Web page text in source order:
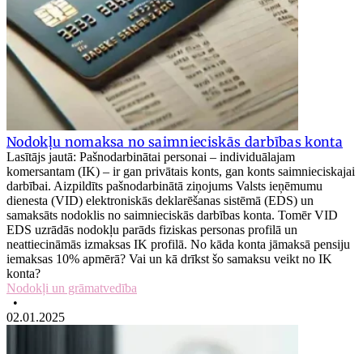
Nodokļu nomaksa no saimnieciskās darbības konta
Lasītājs jautā: Pašnodarbinātai personai – individuālajam
komersantam (IK) – ir gan privātais konts, gan konts saimnieciskajai
darbībai. Aizpildīts pašnodarbinātā ziņojums Valsts ieņēmumu
dienesta (VID) elektroniskās deklarēšanas sistēmā (EDS) un
samaksāts nodoklis no saimnieciskās darbības konta. Tomēr VID
EDS uzrādās nodokļu parāds fiziskas personas profilā un
neattiecināmās izmaksas IK profilā. No kāda konta jāmaksā pensiju
iemaksas 10% apmērā? Vai un kā drīkst šo samaksu veikt no IK
konta?
Nodokļi un grāmatvedība
•
02.01.2025